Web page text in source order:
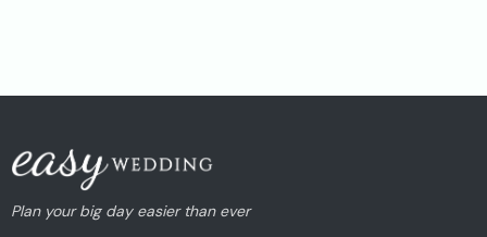
Plan your big day easier than ever